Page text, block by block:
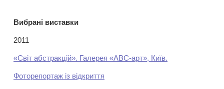
Вибрані виставки
2011
«Світ абстракцій». Галерея «АВС-арт», Київ.
Фоторепортаж із відкриття